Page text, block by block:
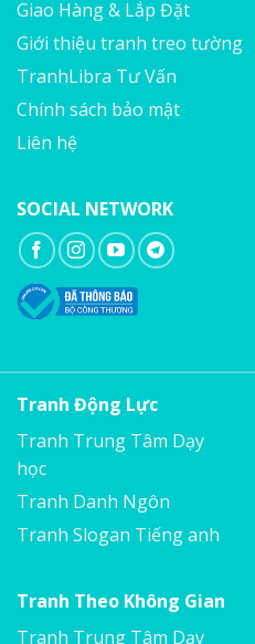
Giao Hàng & Lắp Đặt
Giới thiệu tranh treo tường
TranhLibra Tư Vấn
Chính sách bảo mật
Liên hệ
SOCIAL NETWORK
Tranh Động Lực
Tranh Trung Tâm Dạy
học
Tranh Danh Ngôn
Tranh Slogan Tiếng anh
Tranh Theo Không Gian
Tranh Trung Tâm Dạy